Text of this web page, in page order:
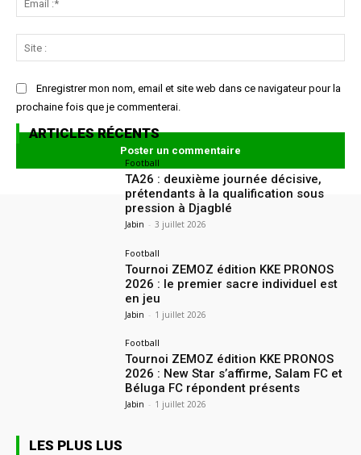
:*
:
Enregistrer mon nom, email et site web dans ce navigateur pour la
prochaine fois que je commenterai.
ARTICLES RÉCENTS
Football
TA26 : deuxième journée décisive,
prétendants à la qualification sous
pression à Djagblé
Jabin - 3 juillet 2026
Football
Tournoi ZEMOZ édition KKE PRONOS
2026 : le premier sacre individuel est
en jeu
Jabin - 1 juillet 2026
Football
Tournoi ZEMOZ édition KKE PRONOS
2026 : New Star s’affirme, Salam FC et
Béluga FC répondent présents
Jabin - 1 juillet 2026
LES PLUS LUS